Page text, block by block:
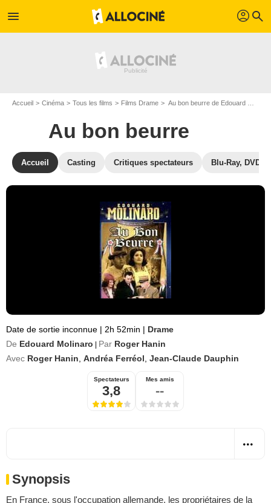
menu profil search
Accueil Cinéma Tous les films Films Drame Au bon beurre de Edouard Molinaro
Au bon beurre
Accueil Casting Critiques spectateurs Blu-Ray, DVD
Date de sortie inconnue | 2h 52min | Drame
De Edouard Molinaro Par Roger Hanin
Avec Roger Hanin Andréa Ferréol Jean-Claude Dauphin
Spectateurs
3,8
Mes amis
--
Synopsis
En France, sous l'occupation allemande, les propriétaires de la